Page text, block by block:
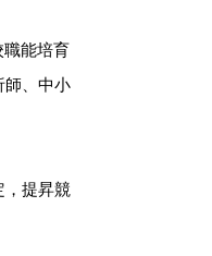
職能培育
師、中小
，提昇競